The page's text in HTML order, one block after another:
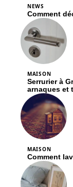
NEWS
Comment
MAISON
Serrurier à
arnaques et
MAISON
Comment